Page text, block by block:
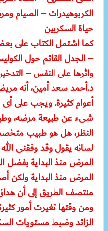
الكربوهيدرات – الصيام
حياة السكريين
كما اشتمل الكتاب على
– الجدل القائم حول
واثرها على النفس –
د.أحمد سعد أمين، أنه
أعوام كثيرة. ويجب على
شىء عن طبيعة مرضه،
النظر، هل هو طبيب
لسانه يقول وقد وفقنى
المرض منذ البداية بفضل
المرض منذ البداية ولكن
منتصف الطريق إلى أن
ومن وقتها تغيرت أمور
الزائد وضبط مستويات